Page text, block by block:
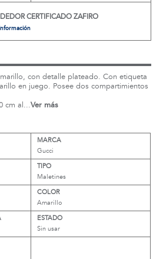
CERTIFICADO ZAFIRO
con detalle plateado. Con etiqueta
en juego. Posee dos compartimientos
cm al...Ver más
MARCA
Gucci
TIPO
Maletines
COLOR
Amarillo
ESTADO
Sin usar